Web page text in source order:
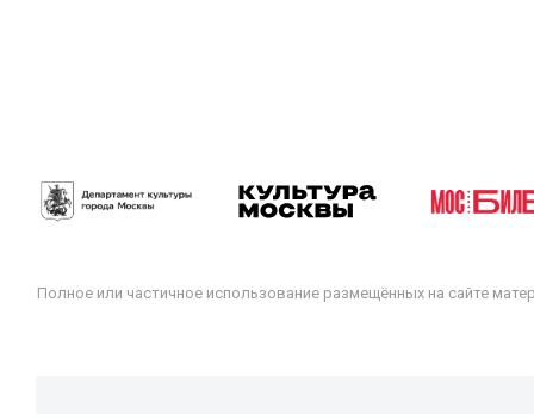
Полное или частичное использование размещённых на сайте